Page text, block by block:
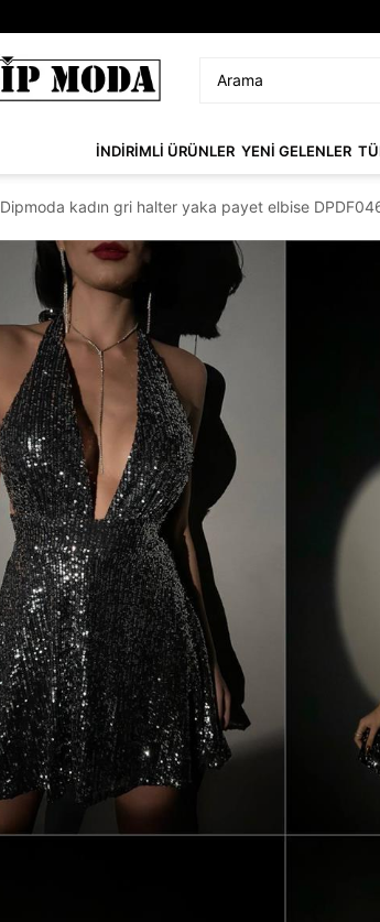
İNDİRİMLİ ÜRÜNLER YENİ GELENLER
Dipmoda kadın gri halter yaka payet elbise